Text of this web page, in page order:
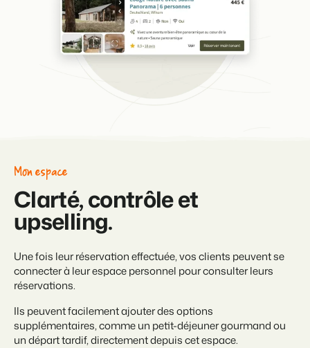
Mon espace
Clarté, contrôle et
upselling.
Une fois leur réservation effectuée, vos clients peuvent se
connecter à leur espace personnel pour consulter leurs
réservations.
Ils peuvent facilement ajouter des options
supplémentaires, comme un petit-déjeuner gourmand ou
un départ tardif, directement depuis cet espace.